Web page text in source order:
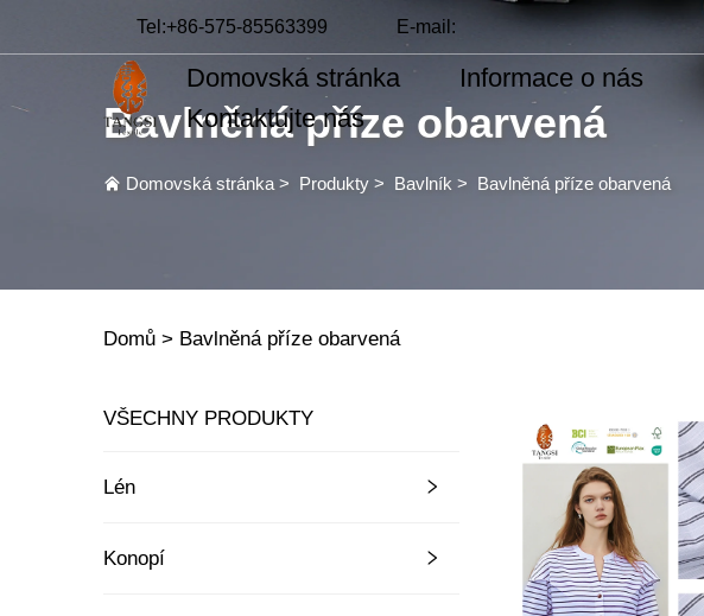
Tel:+86-575-85563399 E-mail:
Domovská stránka Informace o nás
Kontaktujte nás
Bavlněná příze obarvená
Domovská stránka > Produkty > Bavlník > Bavlněná příze obarvená
Domů > Bavlněná příze obarvená
VŠECHNY PRODUKTY
Lén
Konopí